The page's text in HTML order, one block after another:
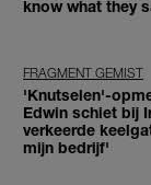
know what they
FRAGMENT GEMIST
'Knutselen'-
Edwin schiet bij
verkeerde
mijn bedrijf'